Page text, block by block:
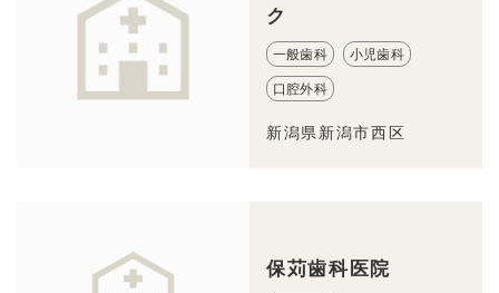
ク
一般歯科 小児歯科
口腔外科
新潟県新潟市西区
保苅歯科医院